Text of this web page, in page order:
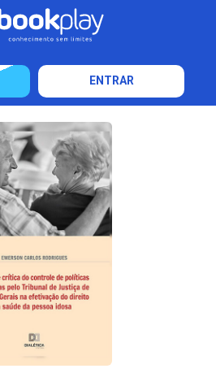
ENTRAR